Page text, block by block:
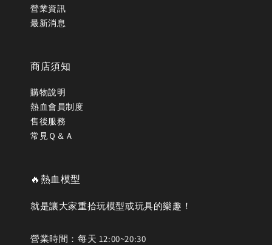
營業資訊
最新消息
商店須知
購物說明
熱血會員制度
售後服務
常見Ｑ＆Ａ
🔥熱血模型
就是讓大家重拾玩模型或玩具的樂趣！
營業時間：每天 12:00~20:30